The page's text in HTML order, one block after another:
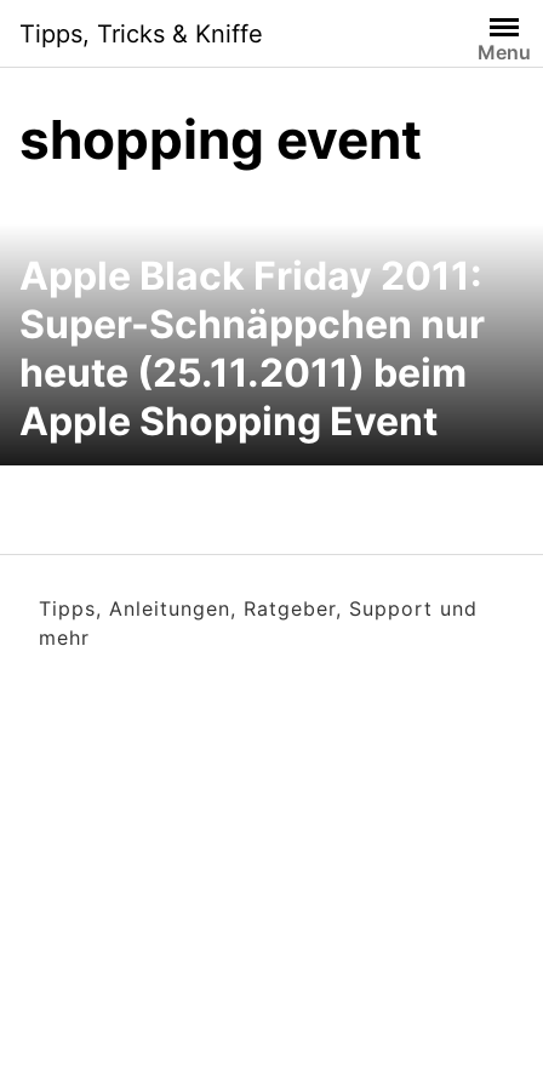
content
Tipps, Tricks & Kniffe
Menu
shopping event
Apple Black Friday 2011:
Super-Schnäppchen nur
heute (25.11.2011) beim
Apple Shopping Event
Tipps, Anleitungen, Ratgeber, Support und
mehr